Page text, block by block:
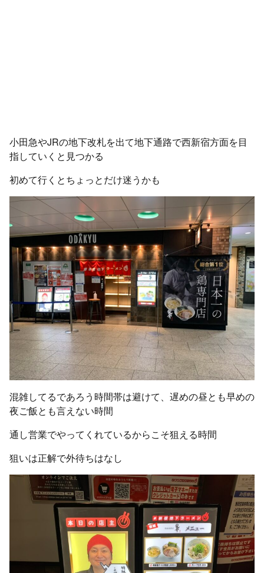
小田急やJRの地下改札を出て地下通路で西新宿方面を目
指していくと見つかる
初めて行くとちょっとだけ迷うかも
混雑してるであろう時間帯は避けて、遅めの昼とも早めの
夜ご飯とも言えない時間
通し営業でやってくれているからこそ狙える時間
狙いは正解で外待ちはなし